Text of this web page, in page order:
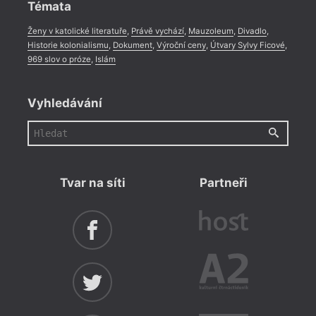
Témata
Ženy v katolické literatuře, Právě vychází, Mauzoleum, Divadlo,
Historie kolonialismu, Dokument, Výroční ceny, Útvary Sylvy Ficové,
969 slov o próze, Islám
Vyhledávání
Tvar na síti Partneři